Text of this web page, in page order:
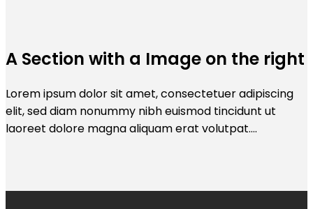
A Section with a Image on the right
Lorem ipsum dolor sit amet, consectetuer adipiscing
elit, sed diam nonummy nibh euismod tincidunt ut
laoreet dolore magna aliquam erat volutpat….